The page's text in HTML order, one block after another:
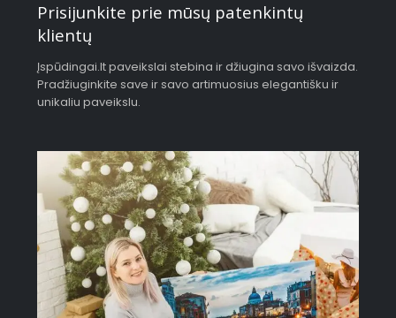
Prisijunkite prie mūsų patenkintų
klientų
Įspūdingai.lt paveikslai stebina ir džiugina savo išvaizda.
Pradžiuginkite save ir savo artimuosius elegantišku ir
unikaliu paveikslu.